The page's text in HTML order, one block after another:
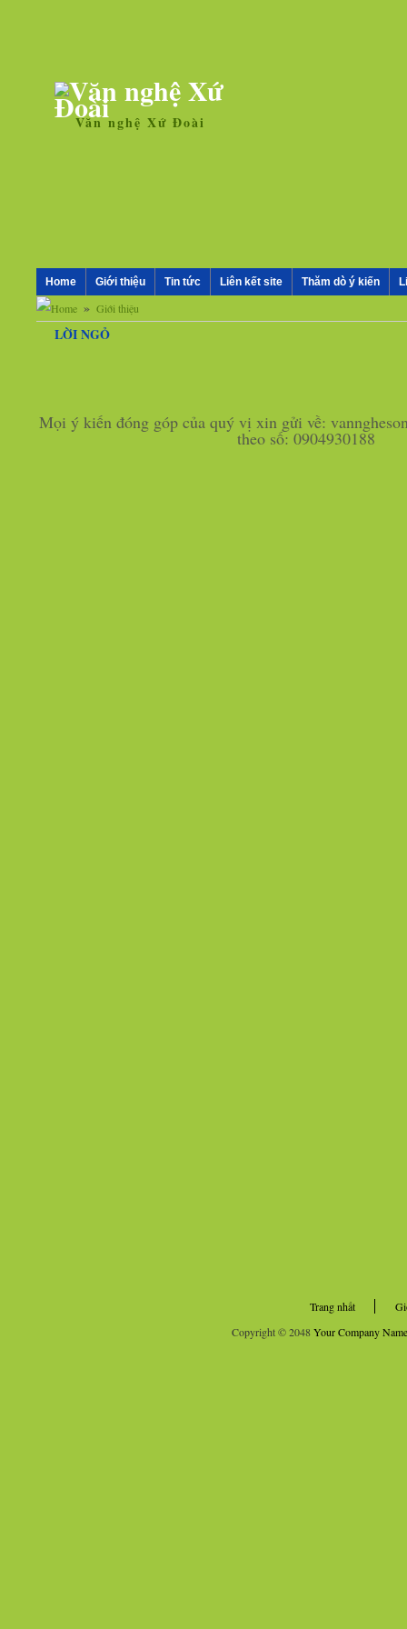
Văn nghệ Xứ Đoài
Home Giới thiệu Tin tức Liên kết site Thăm dò ý kiến
» Giới thiệu
LỜI NGỎ
Mọi ý kiến đóng góp của quý vị xin gửi về:
theo số: 0904930188
Trang nhất
Copyright © 2048Your Company Name